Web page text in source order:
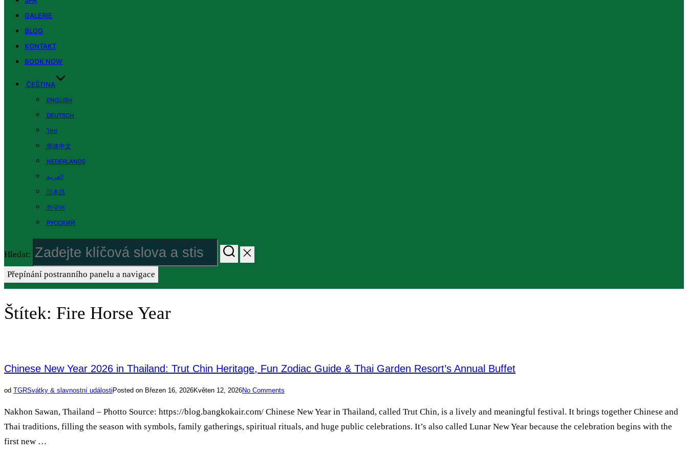
GALERIE
BLOG
KONTAKT
BOOK NOW
ČEŠTINA
ENGLISH
DEUTSCH
ไทย
简体中文
NEDERLANDS
العربية
日本語
한국어
РУССКИЙ
Hledat:
Přepínání postranního panelu a navigace
Štítek: Fire Horse Year
Chinese New Year 2026 in Thailand: Trut Chin Heritage, Fun Zodiac Guide & Thai Garden Resort’s Annual Buffet
od TGRSvátky & slavnostní událostiPosted on Březen 16, 2026Květen 12, 2026No Comments
Nakhon Sawan, Thailand – Photto Source: https://blog.bangkokair.com/ Chinese New Year in Thailand, called Trut Chin, is a lively and meaningful festival. It brings together Chinese and
Thai traditions, filling the season with symbols, family gatherings, spiritual rituals, and huge public celebrations. It’s also called Lunar New Year because the celebration begins with the
first new …